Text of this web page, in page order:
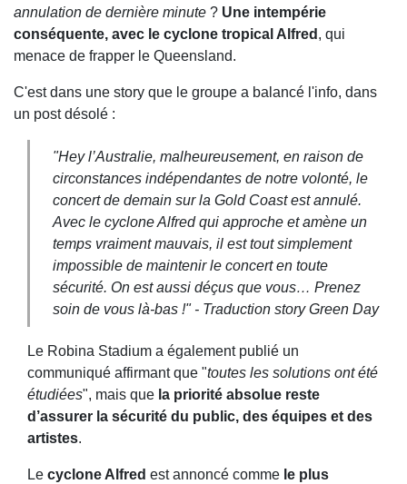
annulation de dernière minute ? Une intempérie
conséquente, avec le cyclone tropical Alfred , qui
menace de frapper le Queensland.
C'est dans une story que le groupe a balancé l'info, dans
un post désolé :
"Hey l’Australie, malheureusement, en raison de
circonstances indépendantes de notre volonté, le
concert de demain sur la Gold Coast est annulé.
Avec le cyclone Alfred qui approche et amène un
temps vraiment mauvais, il est tout simplement
impossible de maintenir le concert en toute
sécurité. On est aussi déçus que vous… Prenez
soin de vous là-bas !" - Traduction story Green Day
Le Robina Stadium a également publié un
communiqué affirmant que "toutes les solutions ont été
étudiées", mais que la priorité absolue reste
d’assurer la sécurité du public, des équipes et des
artistes.
Le cyclone Alfred est annoncé comme le plus